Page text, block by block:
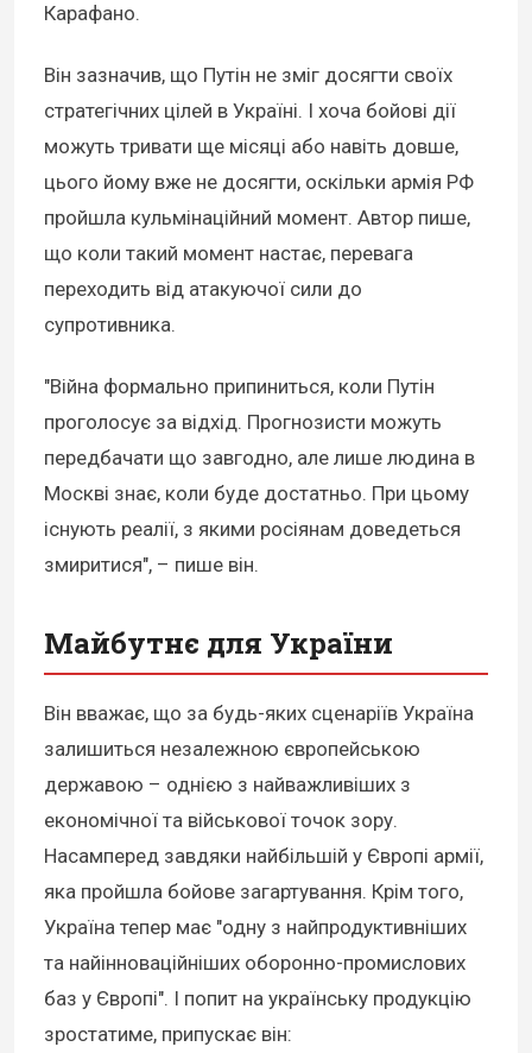
Карафано.
Він зазначив, що Путін не зміг досягти своїх
стратегічних цілей в Україні. І хоча бойові дії
можуть тривати ще місяці або навіть довше,
цього йому вже не досягти, оскільки армія РФ
пройшла кульмінаційний момент. Автор пише,
що коли такий момент настає, перевага
переходить від атакуючої сили до
супротивника.
"Війна формально припиниться, коли Путін
проголосує за відхід. Прогнозисти можуть
передбачати що завгодно, але лише людина в
Москві знає, коли буде достатньо. При цьому
існують реалії, з якими росіянам доведеться
змиритися", – пише він.
Майбутнє для України
Він вважає, що за будь-яких сценаріїв Україна
залишиться незалежною європейською
державою – однією з найважливіших з
економічної та військової точок зору.
Насамперед завдяки найбільшій у Європі армії,
яка пройшла бойове загартування. Крім того,
Україна тепер має "одну з найпродуктивніших
та найінноваційніших оборонно-промислових
баз у Європі". І попит на українську продукцію
зростатиме, припускає він: